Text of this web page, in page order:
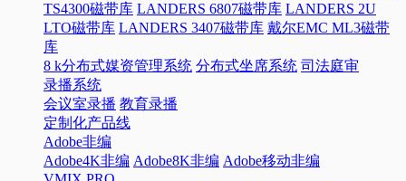
TS4300磁带库 LANDERS 6807磁带库 LANDERS 2U
LTO磁带库 LANDERS 3407磁带库 戴尔EMC ML3磁带
库
8 k分布式媒资管理系统 分布式坐席系统 司法庭审
录播系统
会议室录播 教育录播
定制化产品线
Adobe非编
Adobe4K非编 Adobe8K非编 Adobe移动非编